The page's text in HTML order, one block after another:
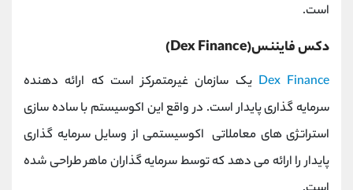
است.
دکس فایننس(Dex Finance)
Dex Finance یک سازمان غیرمتمرکز است که ارائه دهنده
سرمایه گذاری پایدار است. در واقع این اکوسیستم با ساده سازی
استراتژی های معاملاتی اکوسیستمی از وسایل سرمایه گذاری
پایدار را ارائه می دهد که توسط سرمایه گذاران ماهر طراحی شده